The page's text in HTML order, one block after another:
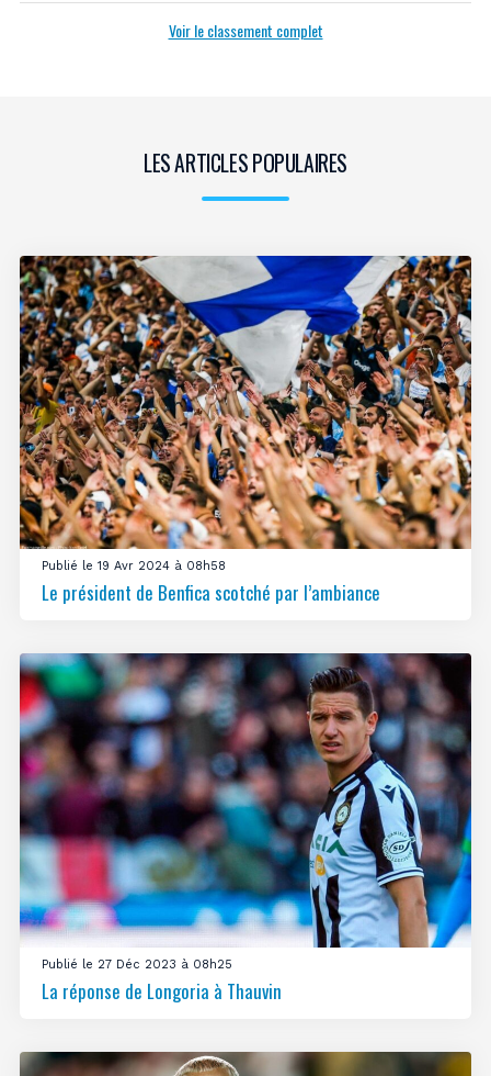
Voir le classement complet
LES ARTICLES POPULAIRES
Publié le 19 Avr 2024 à 08h58
Le président de Benfica scotché par l’ambiance
Publié le 27 Déc 2023 à 08h25
La réponse de Longoria à Thauvin